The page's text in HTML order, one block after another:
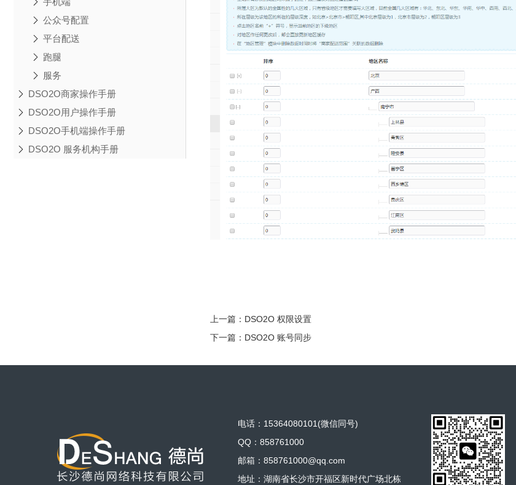
公众号配置
平台配送
跑腿
服务
DSO2O商家操作手册
DSO2O用户操作手册
DSO2O手机端操作手册
DSO2O 服务机构手册
上一篇： DSO2O 权限设置
下一篇： DSO2O 账号同步
电话：15364080101(微信同号)
QQ：858761000
邮箱：858761000@qq.com
地址：湖南省长沙市开福区新时代广场北栋